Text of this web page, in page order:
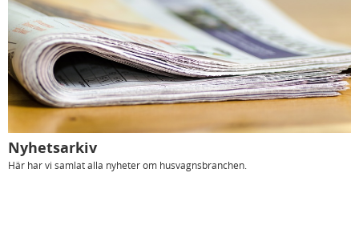
Nyhetsarkiv
Här har vi samlat alla nyheter om husvagnsbranchen.